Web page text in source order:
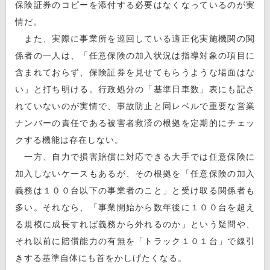
保険証券のコピーを添付する必要はなくなっているのが実
情だ。
また、実際に事業所を巡回している適正化実施機関の関
係者の一人は、「任意保険の加入状況は指導対象の項目に
含まれておらず、保険証券を見せてもらうような場面はな
い」と打ち明ける。行政処分の「基準日車数」表にも記さ
れていないのが実情で、事故防止と同レベルで重要な営業
ナンバーの責任である被害者救済の根拠を定期的にチェッ
クする機能は存在しない。
一方、自力で損害賠償に対応できる大手では任意保険に
加入しないケースもあるが、その根拠を「任意保険の加入
義務は１００台以下の事業者のこと」と受け取る関係者も
多い。それなら、「事業開始から数年後に１００台を超え
る規模に成長すれば義務から外れるのか」という疑問や、
それ以前に賠償能力の有無を「トラック１０１台」で線引
きする基準自体にも首をかしげたくなる。